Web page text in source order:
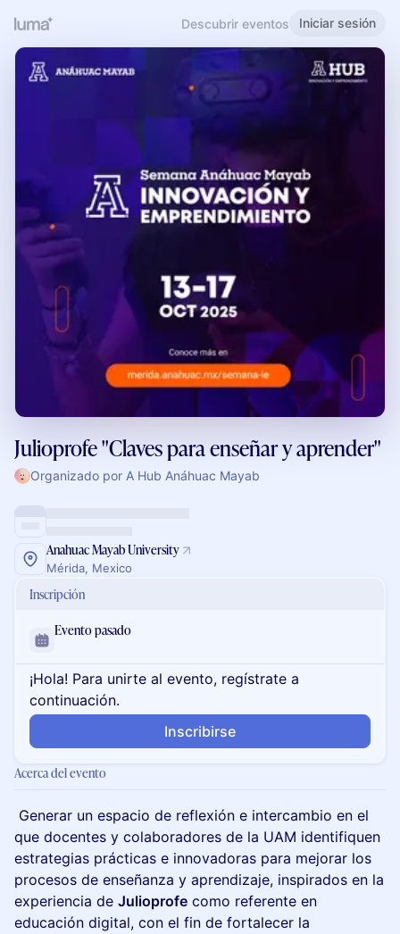
Descubrir eventos Iniciar sesión
Julioprofe "Claves para enseñar y aprender"
Organizado por A Hub Anáhuac Mayab
Anahuac Mayab University
Mérida, Mexico
Inscripción
Evento pasado
¡Hola! Para unirte al evento, regístrate a
continuación.
Inscribirse
Acerca del evento
Generar un espacio de reflexión e intercambio en el
que docentes y colaboradores de la UAM identifiquen
estrategias prácticas e innovadoras para mejorar los
procesos de enseñanza y aprendizaje, inspirados en la
experiencia de Julioprofe como referente en
educación digital, con el fin de fortalecer la